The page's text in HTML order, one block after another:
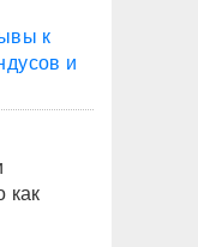
к
и
как